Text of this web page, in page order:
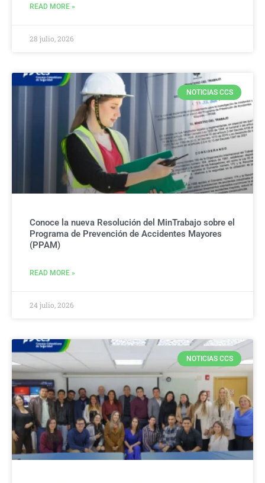
READ MORE »
28 julio, 2026
NOTICIAS CCS
Conoce la nueva Resolución del MinTrabajo sobre el
Programa de Prevención de Accidentes Mayores
(PPAM)
READ MORE »
24 julio, 2026
NOTICIAS CCS